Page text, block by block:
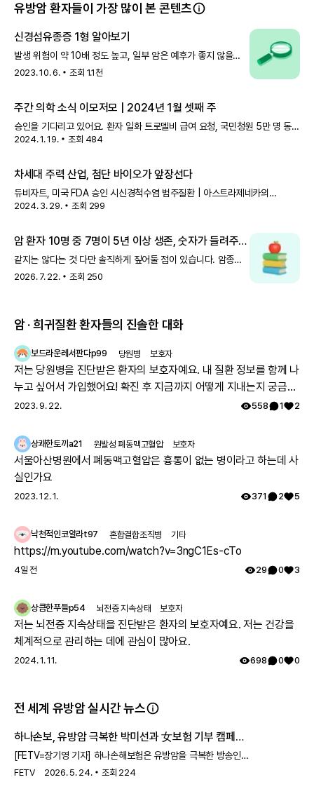
유방암 환자들이 가장 많이 본 콘텐츠
신경섬유종증 1형 알아보기
발생 위험이 약 10배 정도 높고, 일부 암은 예후가 좋지 않을
가능성이 높은 편이에요.[4] 여성의 경우 유방암 발생 위험이 약
2023. 10. 6. 조회 1.1천
주간 의학 소식 이모저모 | 2024년 1월 셋째 주
승인을 기다리고 있어요. 환자 일화 트로델비 급여 요청, 국민청원 5만 명 동의
달성(1/16) 삼중음성 유방암 치료제 '트로델비' 급여화를 요청하는
2024. 1. 19. 조회 484
차세대 주력 산업, 첨단 바이오가 앞장선다
듀비자트, 미국 FDA 승인 시신경척수염 범주질환 | 아스트라제네카의
솔리리스, 건강보험 급여 적용 전이성 유방암 및 위암 | 아스트라제네카와
2024. 3. 29. 조회 299
암 환자 10명 중 7명이 5년 이상 생존, 숫자가 들려주는
이야기
같지는 않다는 것 다만 솔직하게 짚어둘 점이 있습니다. 암종에
따라 생존율 차이가 큽니다.갑상선암·전립선암·유방암은
2026. 7. 22. 조회 250
암 · 희귀질환 환자들의 진솔한 대화
보드라운레서판다p99 당원병 보호자
저는 당원병을 진단받은 환자의 보호자예요. 내 질환 정보를 함께 나
누고 싶어서 가입했어요! 확진 후 지금까지 어떻게 지내는지 궁금해
요 🔍
2023. 9. 22. 558 1 2
상쾌한토끼a21 원발성 폐동맥고혈압 보호자
서울아산병원에서 폐동맥고혈압은 흉통이 없는 병이라고 하는데 사
실인가요
2023. 12. 1. 371 2 5
낙천적인코알라t97 혼합결합조직병 기타
https://m.youtube.com/watch?v=3ngC1Es-cTo
4일 전 29 0 3
상큼한푸들p54 뇌전증 지속상태 보호자
저는 뇌전증 지속상태을 진단받은 환자의 보호자예요. 저는 건강을
체계적으로 관리하는 데에 관심이 많아요.
2024. 1. 11. 698 0 0
전 세계 유방암 실시간 뉴스
하나손보, 유방암 극복한 박미선과 女보험 기부 캠페인
- FETV
[FETV=장기영 기자] 하나손해보험은 유방암을 극복한 방송인
박미선씨와 함께 여성건강보험 연계 기부 캠페인을 진행한다.
FETV 2026. 5. 24. 조회 224